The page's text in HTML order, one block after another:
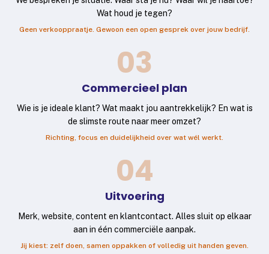
Wat houd je tegen?
Geen verkooppraatje. Gewoon een open gesprek over jouw bedrijf.
03
Commercieel plan
Wie is je ideale klant? Wat maakt jou aantrekkelijk? En wat is
de slimste route naar meer omzet?
Richting, focus en duidelijkheid over wat wél werkt.
04
Uitvoering
Merk, website, content en klantcontact. Alles sluit op elkaar
aan in één commerciële aanpak.
Jij kiest: zelf doen, samen oppakken of volledig uit handen geven.